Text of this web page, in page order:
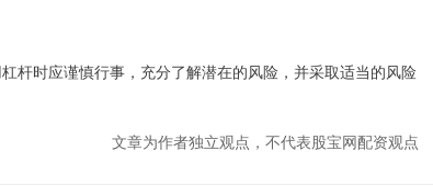
杆时应谨慎行事，充分了解潜在的风险，并采取适当的风险
文章为作者独立观点，不代表股宝网配资观点